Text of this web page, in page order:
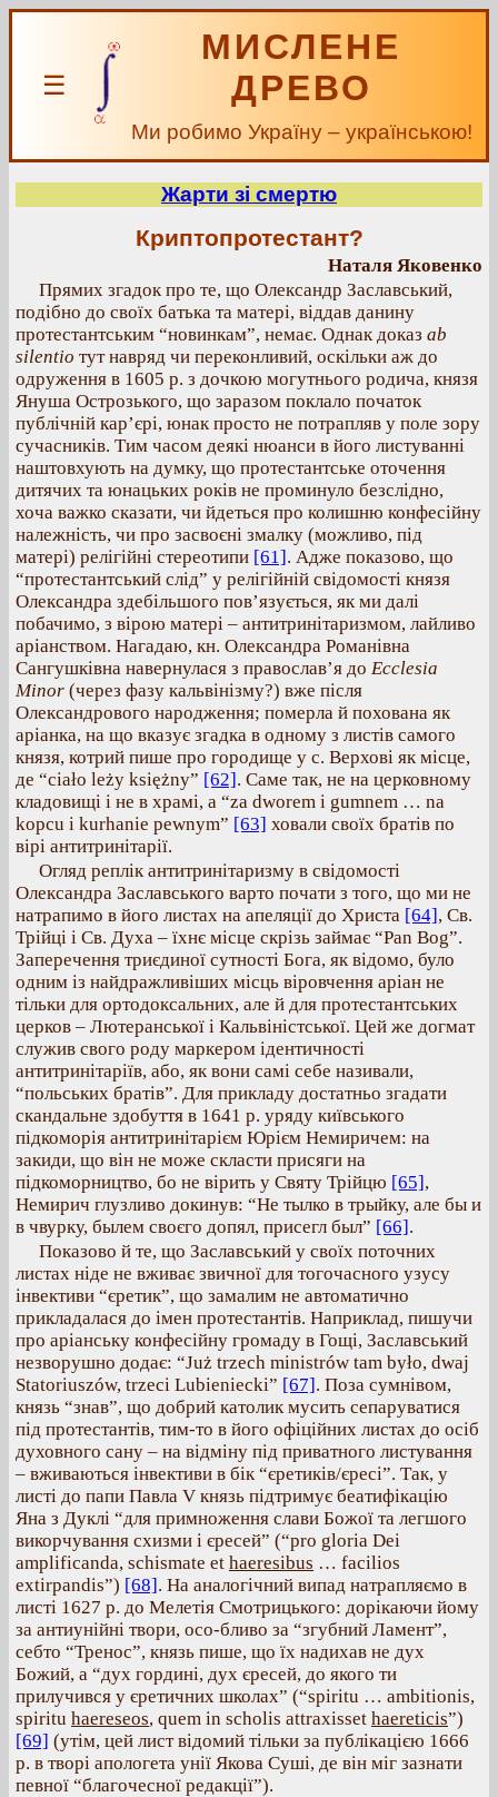
☰
МИСЛЕНЕ
ДРЕВО
Ми робимо Україну – українською!
Жарти зі смертю
Криптопротестант?
Наталя Яковенко
Прямих згадок про те, що Олександр Заславський,
подібно до своїх батька та матері, віддав данину
протестантським “новинкам”, немає. Однак доказ ab
silentio тут навряд чи переконливий, оскільки аж до
одруження в 1605 р. з дочкою могутнього родича, князя
Януша Острозького, що заразом поклало початок
публічній кар’єрі, юнак просто не потрапляв у поле зору
сучасників. Тим часом деякі нюанси в його листуванні
наштовхують на думку, що протестантське оточення
дитячих та юнацьких років не проминуло безслідно,
хоча важко сказати, чи йдеться про колишню конфесійну
належність, чи про засвоєні змалку (можливо, під
матері) релігійні стереотипи [61]. Адже показово, що
“протестантський слід” у релігійній свідомості князя
Олександра здебільшого пов’язується, як ми далі
побачимо, з вірою матері – антитринітаризмом, лайливо
аріанством. Нагадаю, кн. Олександра Романівна
Сангушківна навернулася з православ’я до Ecclesia
Minor (через фазу кальвінізму?) вже після
Олександрового народження; померла й похована як
аріанка, на що вказує згадка в одному з листів самого
князя, котрий пише про городище у с. Верхові як місце,
де “ciało leży księżny” [62]. Саме так, не на церковному
кладовищі і не в храмі, а “za dworem i gumnem … na
kopcu i kurhanie pewnym” [63] ховали своїх братів по
вірі антитринітарії.
Огляд реплік антитринітаризму в свідомості
Олександра Заславського варто почати з того, що ми не
натрапимо в його листах на апеляції до Христа [64], Св.
Трійці і Св. Духа – їхнє місце скрізь займає “Pan Bog”.
Заперечення триєдиної сутності Бога, як відомо, було
одним із найдражливіших місць віровчення аріан не
тільки для ортодоксальних, але й для протестантських
церков – Лютеранської і Кальвіністської. Цей же догмат
служив свого роду маркером ідентичності
антитринітаріїв, або, як вони самі себе називали,
“польських братів”. Для прикладу достатньо згадати
скандальне здобуття в 1641 р. уряду київського
підкоморія антитринітарієм Юрієм Немиричем: на
закиди, що він не може скласти присяги на
підкоморництво, бо не вірить у Святу Трійцю [65],
Немирич глузливо докинув: “Не тылко в трыйку, але бы и
в чвурку, былем своєго допял, присегл был” [66].
Показово й те, що Заславський у своїх поточних
листах ніде не вживає звичної для тогочасного узусу
інвективи “єретик”, що замалим не автоматично
прикладалася до імен протестантів. Наприклад, пишучи
про аріанську конфесійну громаду в Гощі, Заславський
незворушно додає: “Już trzech ministrów tam było, dwaj
Statoriuszów, trzeci Lubieniecki” [67]. Поза сумнівом,
князь “знав”, що добрий католик мусить сепаруватися
під протестантів, тим-то в його офіційних листах до осіб
духовного сану – на відміну під приватного листування
– вживаються інвективи в бік “єретиків/єресі”. Так, у
листі до папи Павла V князь підтримує беатифікацію
Яна з Дуклі “для примноження слави Божої та легшого
викорчування схизми і єресей” (“pro gloria Dei
amplificanda, schismate et haeresibus … facilios
extirpandis”) [68]. На аналогічний випад натрапляємо в
листі 1627 р. до Мелетія Смотрицького: дорікаючи йому
за антиунійні твори, осо-бливо за “згубний Ламент”,
себто “Тренос”, князь пише, що їх надихав не дух
Божий, а “дух гордині, дух єресей, до якого ти
прилучився у єретичних школах” (“spiritu … ambitionis,
spiritu haereseos, quem in scholis attraxisset haereticis”)
[69] (утім, цей лист відомий тільки за публікацією 1666
р. в творі апологета унії Якова Суші, де він міг зазнати
певної “благочесної редакції”).